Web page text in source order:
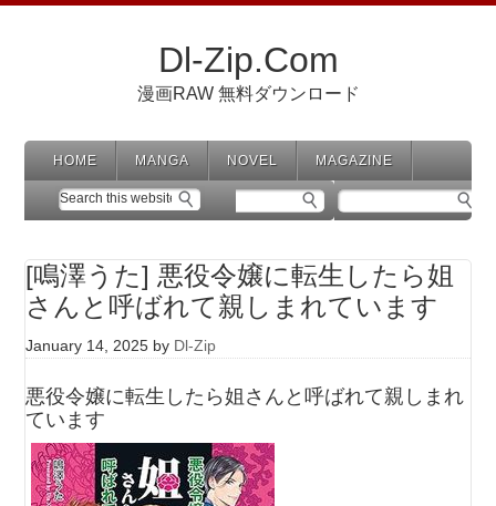
Dl-Zip.Com
漫画RAW 無料ダウンロード
HOME MANGA NOVEL MAGAZINE
[鳴澤うた] 悪役令嬢に転生したら姐
さんと呼ばれて親しまれています
January 14, 2025 by Dl-Zip
悪役令嬢に転生したら姐さんと呼ばれて親しまれ
ています